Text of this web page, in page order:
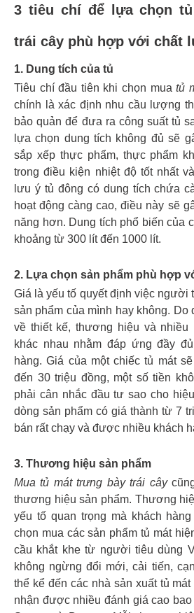
3 tiêu chí để lựa chọn
trái cây phù hợp với chất
1. Dung tích của tủ
Tiêu chí đầu tiên khi chọn mua tủ
chính là xác định nhu cầu lượng
bảo quản để đưa ra công suất tủ
lựa chọn dung tích không đủ sẽ
sắp xếp thực phẩm, thực phẩm
trong điều kiện nhiệt độ tốt nhất
lưu ý tủ đông có dung tích chứa
hoạt động càng cao, điều này sẽ
năng hơn. Dung tích phổ biến của
khoảng từ 300 lít đến 1000 lít.
2. Lựa chọn sản phẩm phù hợp
Giá là yếu tố quyết định việc người
sản phẩm của mình hay không. Do
về thiết kế, thương hiệu và nhiều
khác nhau nhằm đáp ứng đầy
hàng. Giá của một chiếc tủ mát
đến 30 triệu đồng, một số tiền
phải cân nhắc đầu tư sao cho
dòng sản phẩm có giá thành từ 7
bán rất chạy và được nhiều khách
3. Thương hiệu sản phẩm
Mua tủ mát trưng bày trái cây
thương hiệu sản phẩm. Thương
yếu tố quan trọng mà khách
chọn mua các sản phẩm tủ mát
cầu khắt khe từ người tiêu dùng
không ngừng đổi mới, cải tiến,
thể kể đến các nhà sản xuất tủ
nhận được nhiều đánh giá cao bao